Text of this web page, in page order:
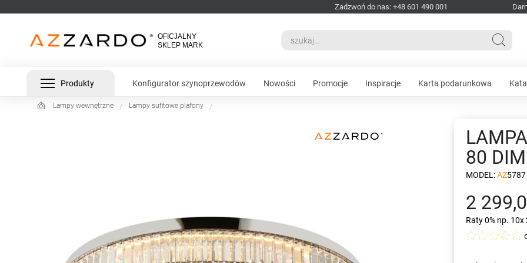
Zadzwoń do nas: +48 601 490 001
Produkty Konfigurator szynoprzewodów Nowości Promocje Inspiracje Karta podarunkowa
Lampy wewnętrzne Lampy sufitowe plafony
80
MODEL:AZ5787
2
Raty 0% np. 10x